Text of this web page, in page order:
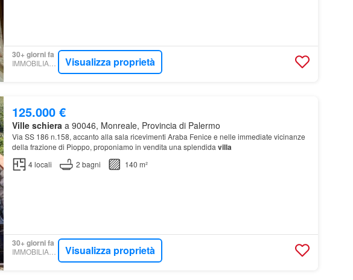
30+ giorni fa
IMMOBILIARE.IT Visualizza proprietà
125.000 €
Ville schiera a 90046, Monreale, Provincia di Palermo
Via SS 186 n.158, accanto alla sala ricevimenti Araba Fenice e nelle immediate vicinanze
della frazione di Pioppo, proponiamo in vendita una splendida villa
4locali 2 bagni 140 m²
30+ giorni fa
IMMOBILIARE.IT Visualizza proprietà